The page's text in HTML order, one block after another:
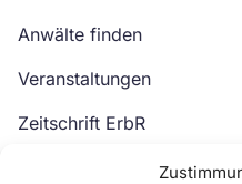
Anwälte finden
Veranstaltungen
Zeitschrift ErbR